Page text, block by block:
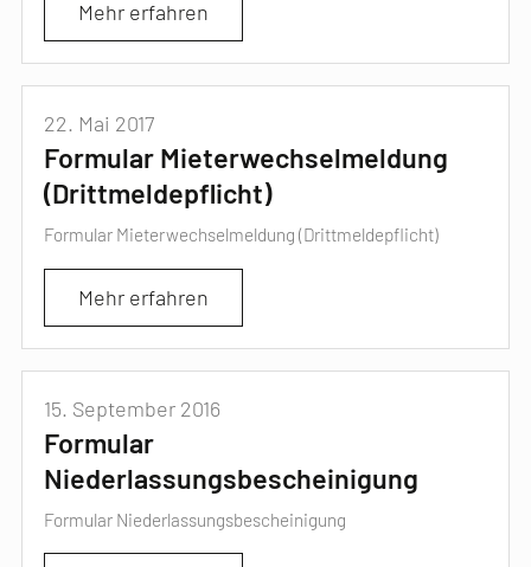
Mehr erfahren
22. Mai 2017
Formular Mieterwechselmeldung
(Drittmeldepflicht)
Formular Mieterwechselmeldung (Drittmeldepflicht)
Mehr erfahren
15. September 2016
Formular
Niederlassungsbescheinigung
Formular Niederlassungsbescheinigung